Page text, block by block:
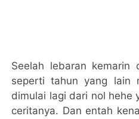
Seelah lebaran
seperti tahun yang lain
dimulai lagi dari nol hehe
ceritanya. Dan entah